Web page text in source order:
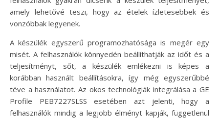
amely lehetővé teszi, hogy az ételek ízletesebbek és
vonzóbbak legyenek.
A készülék egyszerű programozhatósága is megér egy
misét. A felhasználók könnyedén beállíthatják az időt és a
teljesítményt, sőt, a készülék emlékezni is képes a
korábban használt beállításokra, így még egyszerűbbé
téve a használatot. Az okos technológiák integrálása a GE
Profile PEB7227SLSS esetében azt jelenti, hogy a
felhasználók mindig a legjobb élményt kapják, függetlenül